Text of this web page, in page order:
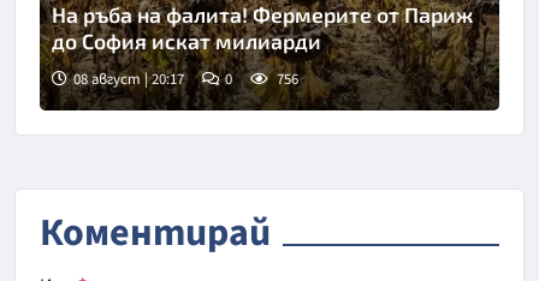
На ръба на фалита! Фермерите от Париж
до София искат милиарди
08 август | 20:17 0 756
Коментирай